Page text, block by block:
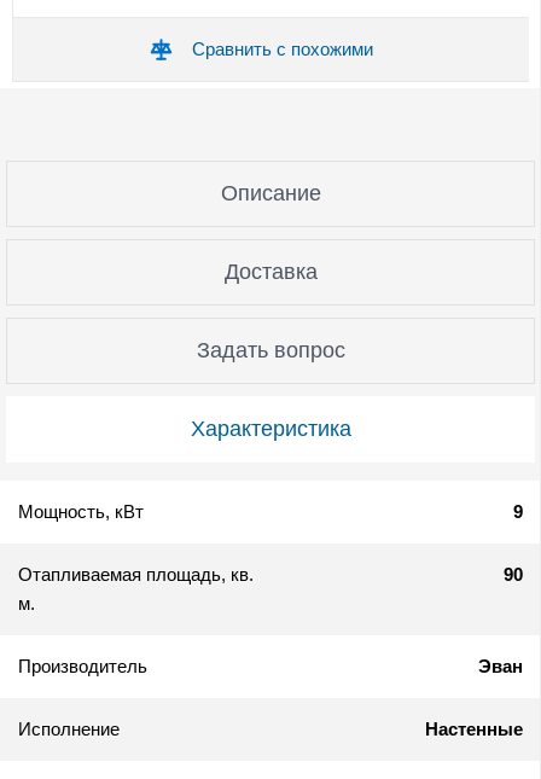
Сравнить с похожими
Характеристика
Описание
Доставка
Задать вопрос
Мощность, кВт 9
Отапливаемая площадь, кв.
м.
90
Производитель Эван
Исполнение Настенные